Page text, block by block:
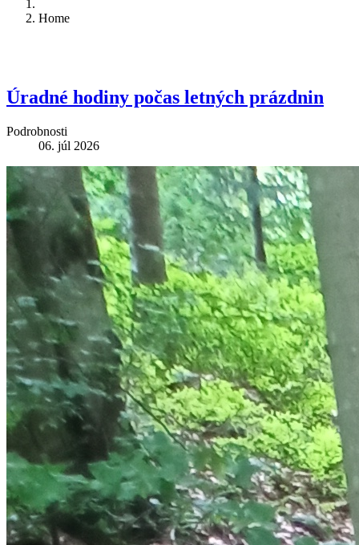
Home
Úradné hodiny počas letných prázdnin
Podrobnosti
06. júl 2026